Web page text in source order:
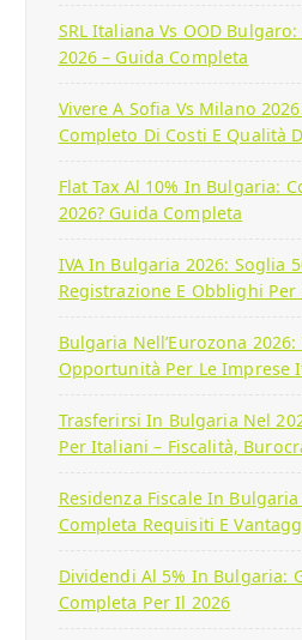
SRL Italiana Vs OOD
2026 – Guida Completa
Vivere A Sofia Vs Milano
Completo Di Costi E Qualità
Flat Tax Al 10% In Bulgaria:
2026? Guida Completa
IVA In Bulgaria 2026: Soglia
Registrazione E Obblighi Per
Bulgaria Nell’Eurozona
Opportunità Per Le Imprese
Trasferirsi In Bulgaria Nel
Per Italiani – Fiscalità,
Residenza Fiscale In
Completa Requisiti E
Dividendi Al 5% In Bulgaria:
Completa Per Il 2026